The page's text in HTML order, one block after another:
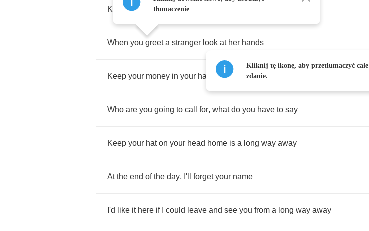
Keep your money in your
When you greet a stranger look at her hands
Keep your money in your hands put your travel
Who are you going to call for, what do you have to say
Keep your hat on your head home is a long way away
At the end of the day, I'll forget your name
I'd like it here if could leave and see you from a long way away
tłumaczenie
Kliknij tę ikonę, aby przetłumaczyć całe
zdanie.